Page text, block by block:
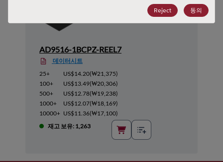
AD9516-1BCPZ-REEL7
데이터시트
25+
US$14.20(₩21,375)
100+
US$13.49(₩20,306)
500+
US$12.78(₩19,238)
1000+
US$12.07(₩18,169)
10000+ US$11.36(₩17,100)
재고 보유: 1,263
Reject 동의